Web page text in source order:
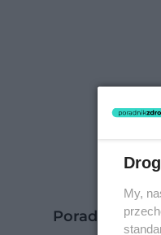
Poradnik
My,